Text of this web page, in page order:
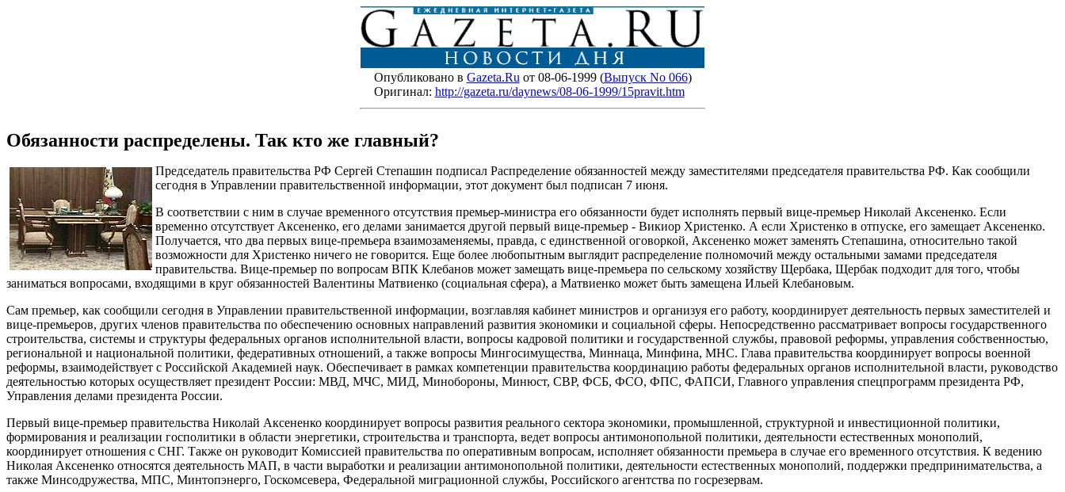
Опубликовано в Gazeta.Ru от 08-06-1999 (Выпуск No 066)
Оригинал: http://gazeta.ru/daynews/08-06-1999/15pravit.htm
Обязанности распределены. Так кто же главный?
Председатель правительства РФ Сергей Степашин подписал Распределение обязанностей между заместителями председателя правительства РФ. Как сообщили
сегодня в Управлении правительственной информации, этот документ был подписан 7 июня.
В соответствии с ним в случае временного отсутствия премьер-министра его обязанности будет исполнять первый вице-премьер Николай Аксененко. Если
временно отсутствует Аксененко, его делами занимается другой первый вице-премьер - Викиор Христенко. А если Христенко в отпуске, его замещает Аксененко.
Получается, что два первых вице-премьера взаимозаменяемы, правда, с единственной оговоркой, Аксененко может заменять Степашина, относительно такой
возможности для Христенко ничего не говорится. Еще более любопытным выглядит распределение полномочий между остальными замами председателя
правительства. Вице-премьер по вопросам ВПК Клебанов может замещать вице-премьера по сельскому хозяйству Щербака, Щербак подходит для того, чтобы
заниматься вопросами, входящими в круг обязанностей Валентины Матвиенко (социальная сфера), а Матвиенко может быть замещена Ильей Клебановым.
Сам премьер, как сообщили сегодня в Управлении правительственной информации, возглавляя кабинет министров и организуя его работу, координирует деятельность первых заместителей и
вице-премьеров, других членов правительства по обеспечению основных направлений развития экономики и социальной сферы. Непосредственно рассматривает вопросы государственного
строительства, системы и структуры федеральных органов исполнительной власти, вопросы кадровой политики и государственной службы, правовой реформы, управления собственностью,
региональной и национальной политики, федеративных отношений, а также вопросы Мингосимущества, Миннаца, Минфина, МНС. Глава правительства координирует вопросы военной
реформы, взаимодействует с Российской Академией наук. Обеспечивает в рамках компетенции правительства координацию работы федеральных органов исполнительной власти, руководство
деятельностью которых осуществляет президент России: МВД, МЧС, МИД, Минобороны, Минюст, СВР, ФСБ, ФСО, ФПС, ФАПСИ, Главного управления спецпрограмм президента РФ,
Управления делами президента России.
Первый вице-премьер правительства Николай Аксененко координирует вопросы развития реального сектора экономики, промышленной, структурной и инвестиционной политики,
формирования и реализации госполитики в области энергетики, строительства и транспорта, ведет вопросы антимонопольной политики, деятельности естественных монополий,
координирует отношения с СНГ. Также он руководит Комиссией правительства по оперативным вопросам, исполняет обязанности премьера в случае его временного отсутствия. К ведению
Николая Аксененко относятся деятельность МАП, в части выработки и реализации антимонопольной политики, деятельности естественных монополий, поддержки предпринимательства, а
также Минсодружества, МПС, Минтопэнерго, Госкомсевера, Федеральной миграционной службы, Российского агентства по госрезервам.